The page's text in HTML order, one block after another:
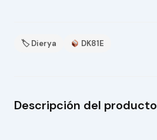
🏷 Dierya DK81E
Descripción del producto